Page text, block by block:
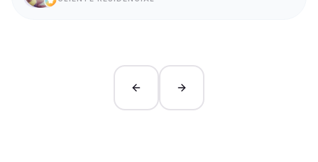
Previous slideNext slide